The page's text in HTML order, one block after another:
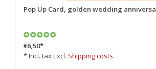
Pop Up Card, golden wedding
€6,50*
* Incl. tax Excl. Shipping costs